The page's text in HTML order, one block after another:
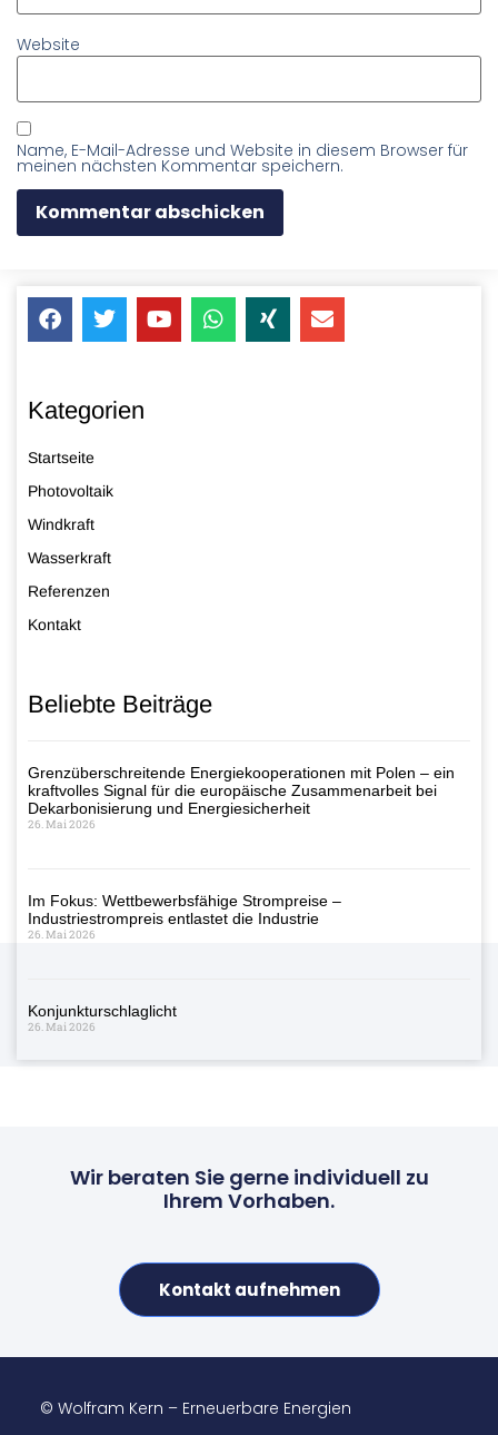
Website
Name, E-Mail-Adresse und Website in diesem Browser für
meinen nächsten Kommentar speichern.
Kategorien
Startseite
Photovoltaik
Windkraft
Wasserkraft
Referenzen
Kontakt
Beliebte Beiträge
Grenzüberschreitende Energiekooperationen mit Polen – ein
kraftvolles Signal für die europäische Zusammenarbeit bei
Dekarbonisierung und Energiesicherheit
26. Mai 2026
Im Fokus: Wettbewerbsfähige Strompreise –
Industriestrompreis entlastet die Industrie
26. Mai 2026
Konjunkturschlaglicht
26. Mai 2026
Wir beraten Sie gerne individuell zu
Ihrem Vorhaben.
Kontakt aufnehmen
© Wolfram Kern – Erneuerbare Energien